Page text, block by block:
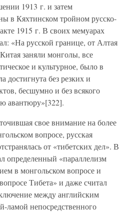
1913 г. и затем
в Кяхтинском тройном русско-
1915 г. В своих мемуарах
«На русской границе, от Алтая
заняли монголы, все
и культурное, было в
достигнута без резких и
бесшумно и без всякого
авантюру»[322].
свое внимание на более
вопросе, русская
от «тибетских дел». В
определенный «параллелизм
в монгольском вопросе и
Тибета» и даже считал
между английским
ламой непосредственного